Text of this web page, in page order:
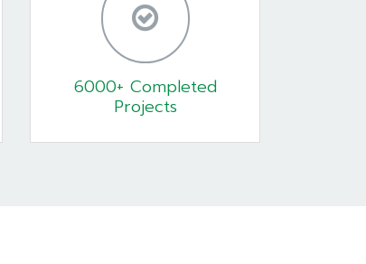
6000+ Completed
Projects